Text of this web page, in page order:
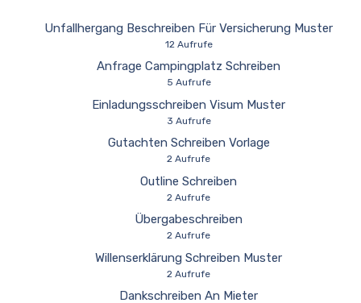
Unfallhergang Beschreiben Für Versicherung Muster
12 Aufrufe
Anfrage Campingplatz Schreiben
5 Aufrufe
Einladungsschreiben Visum Muster
3 Aufrufe
Gutachten Schreiben Vorlage
2 Aufrufe
Outline Schreiben
2 Aufrufe
Übergabeschreiben
2 Aufrufe
Willenserklärung Schreiben Muster
2 Aufrufe
Dankschreiben An Mieter